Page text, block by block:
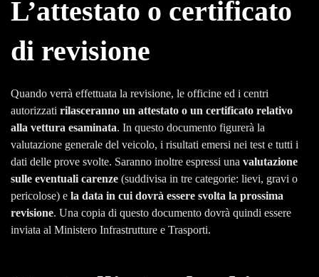
L’attestato o certificato
di revisione
Quando verrà effettuata la revisione, le officine ed i centri
autorizzati rilasceranno un attestato o un certificato relativo
alla vettura esaminata. In questo documento figurerà la
valutazione generale del veicolo, i risultati emersi nei test e tutti i
dati delle prove svolte. Saranno inoltre espressi una valutazione
sulle eventuali carenze (suddivisa in tre categorie: lievi, gravi o
pericolose) e la data in cui dovrà essere svolta la prossima
revisione. Una copia di questo documento dovrà quindi essere
inviata al Ministero Infrastrutture e Trasporti.